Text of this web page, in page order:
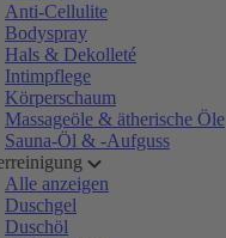
Anti-Cellulite
Bodyspray
Hals & Dekolleté
Intimpflege
Körperschaum
Massageöle & ätherische Öle
Sauna-Öl & -Aufguss
Alle anzeigen
Duschgel
Duschöl